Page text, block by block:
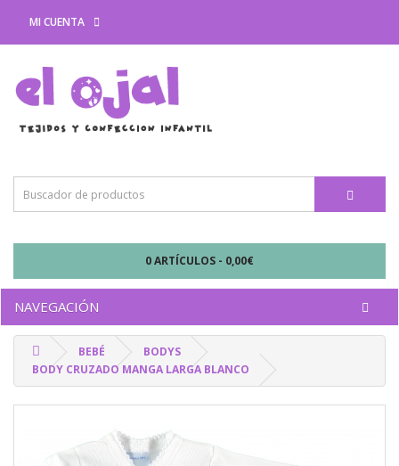
MI CUENTA
0 ARTÍCULOS - 0,00€
NAVEGACIÓN
BEBÉ
BODYS
BODY CRUZADO MANGA LARGA BLANCO